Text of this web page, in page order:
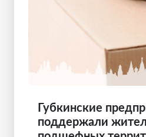
Губкинские
поддержали